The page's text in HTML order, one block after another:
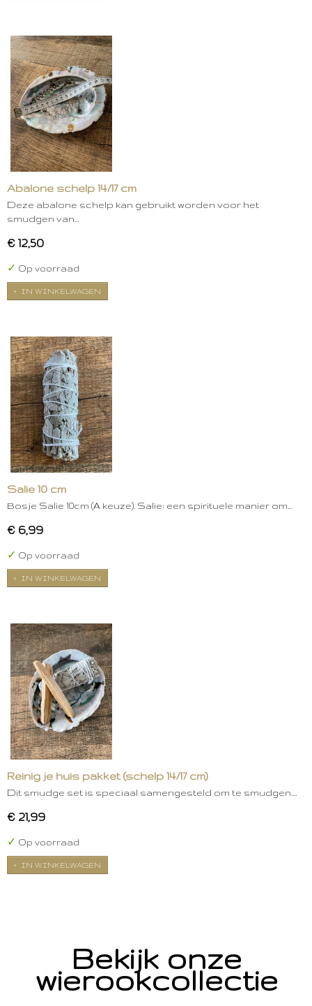
Abalone schelp 14/17 cm
Deze abalone schelp kan gebruikt worden voor het
smudgen van…
€ 12,50
✓ Op voorraad
IN WINKELWAGEN
Salie 10 cm
Bosje Salie 10cm (A keuze). Salie: een spirituele manier om…
€ 6,99
✓ Op voorraad
IN WINKELWAGEN
Reinig je huis pakket (schelp 14/17 cm)
Dit smudge set is speciaal samengesteld om te smudgen.…
€ 21,99
✓ Op voorraad
IN WINKELWAGEN
Bekijk onze
wierookcollectie